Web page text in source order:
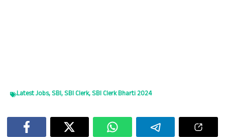
Latest Jobs,SBI,SBI Clerk,SBI Clerk Bharti 2024